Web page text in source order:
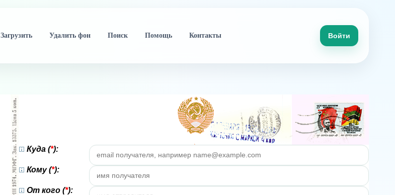
Загрузить Удалить фон Поиск Помощь Контакты Войти
Куда (*):
Кому (*):
От кого (*):